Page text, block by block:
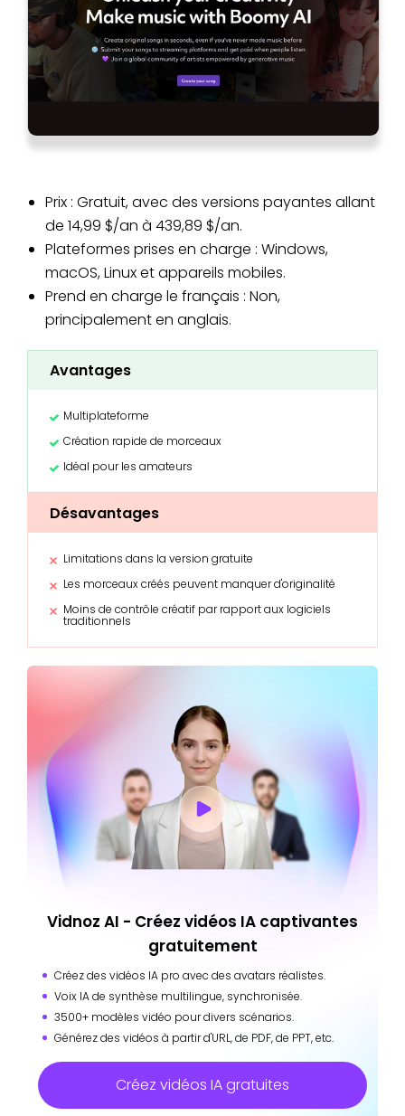
Prix : Gratuit, avec des versions payantes allant
de 14,99 $/an à 439,89 $/an.
Plateformes prises en charge : Windows,
macOS, Linux et appareils mobiles.
Prend en charge le français : Non,
principalement en anglais.
Avantages
Multiplateforme
Création rapide de morceaux
Idéal pour les amateurs
Désavantages
Limitations dans la version gratuite
Les morceaux créés peuvent manquer d'originalité
Moins de contrôle créatif par rapport aux logiciels
traditionnels
Vidnoz AI - Créez vidéos IA captivantes
gratuitement
Créez des vidéos IA pro avec des avatars réalistes.
Voix IA de synthèse multilingue, synchronisée.
3500+ modèles vidéo pour divers scénarios.
Générez des vidéos à partir d'URL, de PDF, de PPT, etc.
Créez vidéos IA gratuites